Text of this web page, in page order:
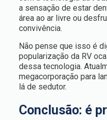
a sensação de estar
área ao ar livre ou
convivência.
Não pense que isso é
popularização da RV
dessa tecnologia.
megacorporação para
lá de sedutor.
Conclusão: é